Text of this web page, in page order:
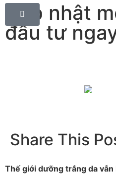
Cập nhật
đầu tư
Share This
Thế giới dưỡng trắng da vẫn